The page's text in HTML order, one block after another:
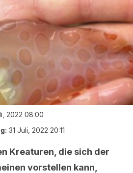
2022 08:00
31 Juli, 2022 20:11
Kreaturen, die sich der
vorstellen kann,